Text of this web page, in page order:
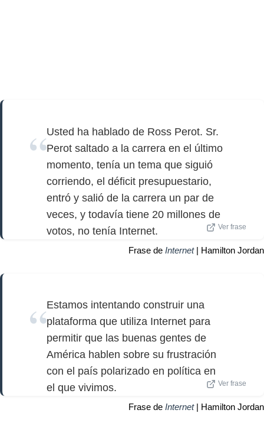
Usted ha hablado de Ross Perot. Sr.
Perot saltado a la carrera en el último
momento, tenía un tema que siguió
corriendo, el déficit presupuestario,
entró y salió de la carrera un par de
veces, y todavía tiene 20 millones de
votos, no tenía Internet.
Ver frase
Frase de Internet| Hamilton Jordan
Estamos intentando construir una
plataforma que utiliza Internet para
permitir que las buenas gentes de
América hablen sobre su frustración
con el país polarizado en política en
el que vivimos.
Ver frase
Frase de Internet| Hamilton Jordan